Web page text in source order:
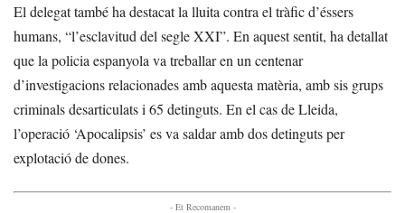
El delegat també ha destacat la lluita contra el tràfic d’éssers
humans, “l’esclavitud del segle XXI”. En aquest sentit, ha detallat
que la policia espanyola va treballar en un centenar
d’investigacions relacionades amb aquesta matèria, amb sis grups
criminals desarticulats i 65 detinguts. En el cas de Lleida,
l’operació ‘Apocalipsis’ es va saldar amb dos detinguts per
explotació de dones.
- Et Recomanem -